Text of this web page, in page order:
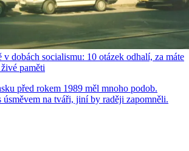
v dobách socialismu: 10 otázek odhalí, za máte
paměti
před rokem 1989 měl mnoho podob.
na tváři, jiní by raději zapomněli.